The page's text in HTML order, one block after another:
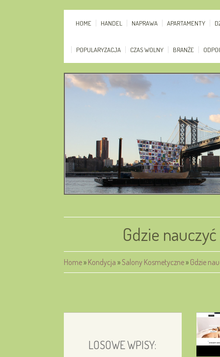
HOME HANDEL NAPRAWA APARTAMENTY
POPULARYZACJA CZAS WOLNY BRANŻE
Gdzie
Home» Kondycja »Salony Kosmetyczne» Gdzie
LOSOWE WPISY: